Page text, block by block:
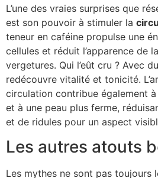
L’une des vraies surprises que
est son pouvoir à stimuler la
teneur en caféine propulse une
cellules et réduit l’apparence de
vergetures. Qui l’eût cru ? Avec
redécouvre vitalité et tonicité.
circulation contribue également
et à une peau plus ferme,
et de ridules pour un aspect
Les autres atouts
Les mythes ne sont pas toujours